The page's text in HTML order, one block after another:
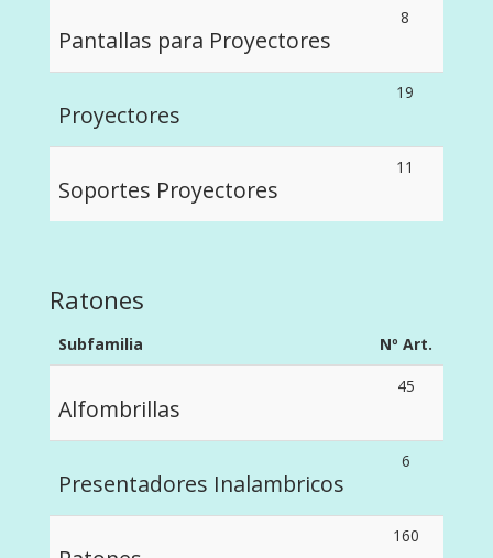
Pantallas para Proyectores
8
Proyectores
19
Soportes Proyectores
11
Ratones
Subfamilia Nº Art.
Alfombrillas
45
Presentadores Inalambricos
6
160